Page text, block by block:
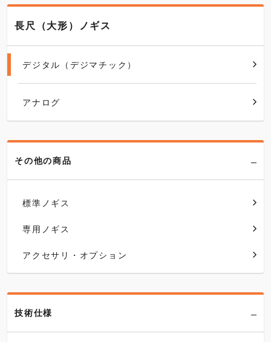
長尺（大形）ノギス
デジタル（デジマチック）
アナログ
その他の商品
標準ノギス
専用ノギス
アクセサリ・オプション
技術仕様